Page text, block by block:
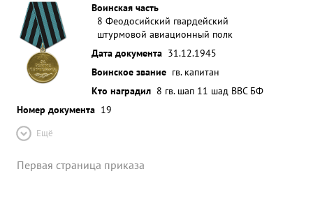
Воинская часть
8 Феодосийский гвардейский
штурмовой авиационный полк
Дата документа 31.12.1945
Воинское звание гв. капитан
Кто наградил 8 гв. шап 11 шад ВВС БФ
Номер документа 19
Ещё
Первая страница приказа